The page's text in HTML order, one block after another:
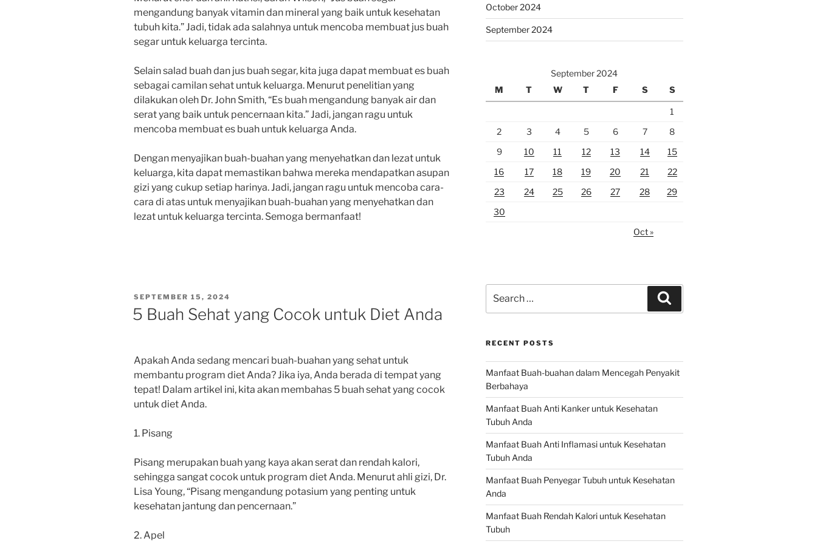
mengandung banyak vitamin dan mineral yang baik untuk kesehatan
tubuh kita.” Jadi, tidak ada salahnya untuk mencoba membuat jus buah
segar untuk keluarga tercinta.
Selain salad buah dan jus buah segar, kita juga dapat membuat es buah
sebagai camilan sehat untuk keluarga. Menurut penelitian yang
dilakukan oleh Dr. John Smith, “Es buah mengandung banyak air dan
serat yang baik untuk pencernaan kita.” Jadi, jangan ragu untuk
mencoba membuat es buah untuk keluarga Anda.
Dengan menyajikan buah-buahan yang menyehatkan dan lezat untuk
keluarga, kita dapat memastikan bahwa mereka mendapatkan asupan
gizi yang cukup setiap harinya. Jadi, jangan ragu untuk mencoba cara-
cara di atas untuk menyajikan buah-buahan yang menyehatkan dan
lezat untuk keluarga tercinta. Semoga bermanfaat!
POSTED
SEPTEMBER 15, 2024
5 Buah Sehat yang Cocok untuk Diet Anda
Apakah Anda sedang mencari buah-buahan yang sehat untuk
membantu program diet Anda? Jika iya, Anda berada di tempat yang
tepat! Dalam artikel ini, kita akan membahas 5 buah sehat yang cocok
untuk diet Anda.
1. Pisang
Pisang merupakan buah yang kaya akan serat dan rendah kalori,
sehingga sangat cocok untuk program diet Anda. Menurut ahli gizi, Dr.
Lisa Young, “Pisang mengandung potasium yang penting untuk
kesehatan jantung dan pencernaan.”
2. Apel
October 2024
September 2024
September 2024
M
T W T F S S
1
2
3 4 5 6 7
8
9
10 11 12 13 14
15
16
17 18 19 20 21
22
23
24 25 26 27 28
29
30
Oct »
for:
RECENT POSTS
Manfaat Buah-buahan dalam Mencegah Penyakit
Berbahaya
Manfaat Buah Anti Kanker untuk Kesehatan
Tubuh Anda
Manfaat Buah Anti Inflamasi untuk Kesehatan
Tubuh Anda
Manfaat Buah Penyegar Tubuh untuk Kesehatan
Anda
Manfaat Buah Rendah Kalori untuk Kesehatan
Tubuh